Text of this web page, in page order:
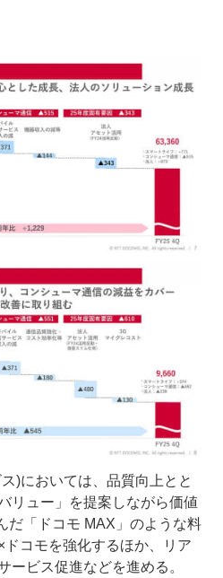
)においては、品質向上とと
リュー」を提案しながら価値
だ「ドコモ MAX」のような料
コモを強化するほか、リア
ービス促進などを進める。